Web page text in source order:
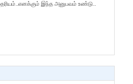
இந்த அனுபவம் உண்டு..